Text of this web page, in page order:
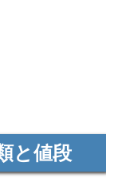
と値段